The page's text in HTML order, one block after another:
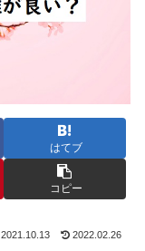
はてブ
コピー
2021.10.13 2022.02.26